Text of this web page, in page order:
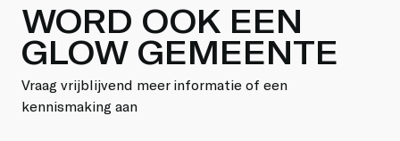
WORD OOK EEN
GLOW GEMEENTE
Vraag vrijblijvend meer informatie of een
kennismaking aan